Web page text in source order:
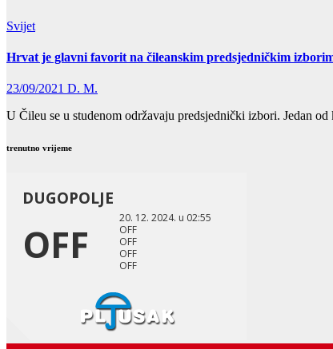
Svijet
Hrvat je glavni favorit na čileanskim predsjedničkim
23/09/2021 D. M.
U Čileu se u studenom održavaju predsjednički izbori. Jedan
trenutno vrijeme